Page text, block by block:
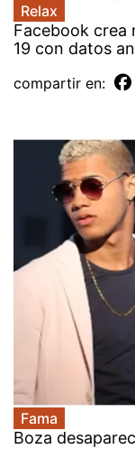
Relax
Facebook crea
19 con datos
compartir en:
Fama
Boza